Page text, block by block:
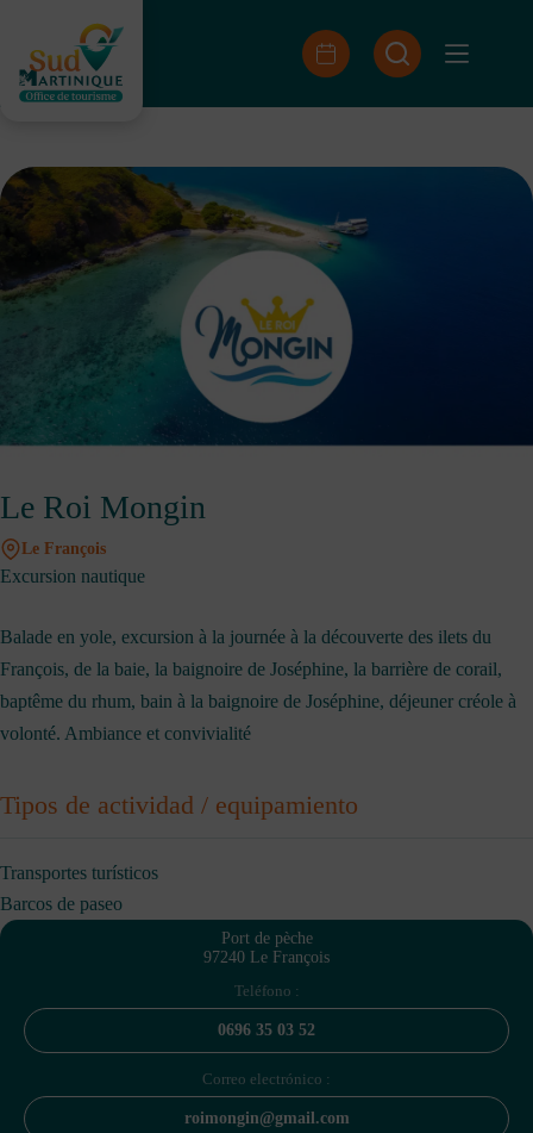
contenido
Le Roi Mongin
Le François
Excursion nautique
Balade en yole, excursion à la journée à la découverte des ilets du
François, de la baie, la baignoire de Joséphine, la barrière de corail,
baptême du rhum, bain à la baignoire de Joséphine, déjeuner créole à
volonté. Ambiance et convivialité
Tipos de actividad / equipamiento
Transportes turísticos
Barcos de paseo
Port de pèche
97240 Le François
Teléfono :
0696 35 03 52
Correo electrónico :
roimongin@gmail.com